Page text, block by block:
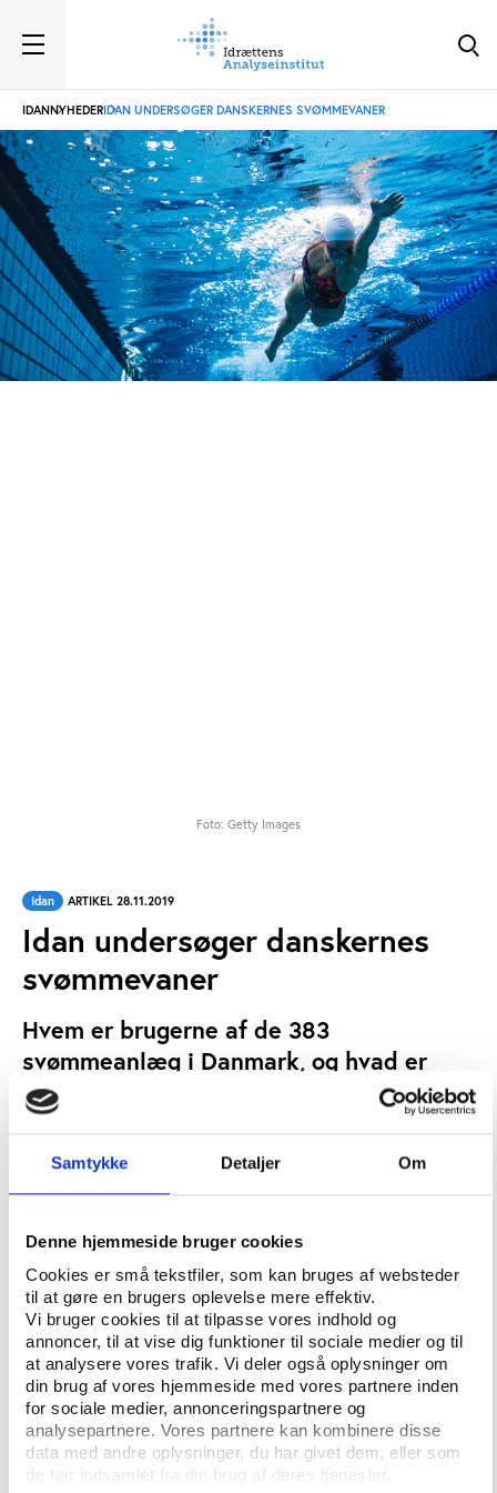
Samtykke Detaljer Om
Denne hjemmeside bruger cookies
Cookies er små tekstfiler, som kan bruges af websteder
til at gøre en brugers oplevelse mere effektiv.
Vi bruger cookies til at tilpasse vores indhold og
annoncer, til at vise dig funktioner til sociale medier og til
at analysere vores trafik. Vi deler også oplysninger om
din brug af vores hjemmeside med vores partnere inden
for sociale medier, annonceringspartnere og
analysepartnere. Vores partnere kan kombinere disse
data med andre oplysninger, du har givet dem, eller som
de har indsamlet fra din brug af deres tjenester.
IDANNYHEDERIDAN UNDERSØGER DANSKERNES SVØMMEVANER
Foto: Getty Images
Idan ARTIKEL 28.11.2019
Idan undersøger danskernes
svømmevaner
Hvem er brugerne af de 383
svømmeanlæg i Danmark, og hvad er
deres holdninger til de svømmetilbud,
der findes i dag? Det er blot nogle af de
spørgsmål, som Idrættens
Analyseinstitut søger svar på i en ny
Anlægsfonden, Dansk Svømmeunion og
Dansk Svømmebadsteknisk Forening.
SKREVET AF:
CECILIE HEDEGAARD BAK
| Seniorkonsulent, kommunikation,
Idan & Vifo
NØGLEORD: MOTION IDRÆT, SPORT OG MOTION